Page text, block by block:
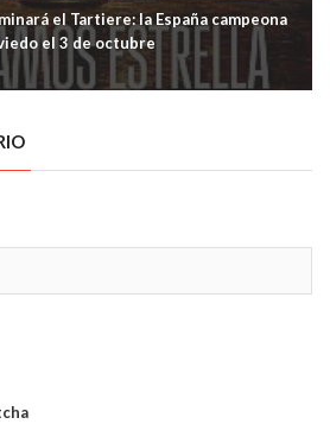
el Tartiere: la España campeona
el 3 de octubre